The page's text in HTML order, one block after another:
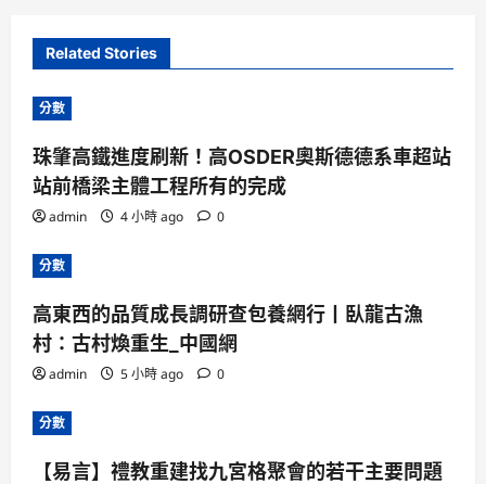
Related Stories
分數
珠肇高鐵進度刷新！高OSDER奧斯德德系車超站
站前橋梁主體工程所有的完成
admin 4 小時 ago 0
分數
高東西的品質成長調研查包養網行丨臥龍古漁
村：古村煥重生_中國網
admin 5 小時 ago 0
分數
【易言】禮教重建找九宮格聚會的若干主要問題